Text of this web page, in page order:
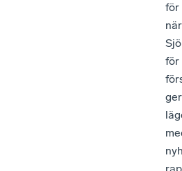
för
för